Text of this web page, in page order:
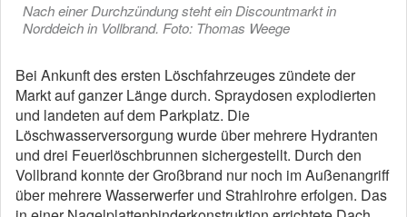
Nach einer Durchzündung steht ein Discountmarkt in
Norddeich in Vollbrand. Foto: Thomas Weege
Bei Ankunft des ersten Löschfahrzeuges zündete der
Markt auf ganzer Länge durch. Spraydosen explodierten
und landeten auf dem Parkplatz. Die
Löschwasserversorgung wurde über mehrere Hydranten
und drei Feuerlöschbrunnen sichergestellt. Durch den
Vollbrand konnte der Großbrand nur noch im Außenangriff
über mehrere Wasserwerfer und Strahlrohre erfolgen. Das